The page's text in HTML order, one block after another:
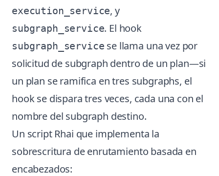
execution_service, y
subgraph_service. El hook
subgraph_service se llama una vez por
solicitud de subgraph dentro de un plan—si
un plan se ramifica en tres subgraphs, el
hook se dispara tres veces, cada una con el
nombre del subgraph destino.
Un script Rhai que implementa la
sobrescritura de enrutamiento basada en
encabezados: